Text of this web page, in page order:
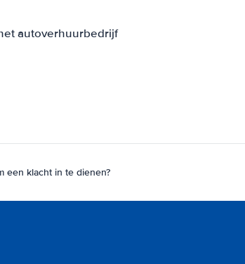
autoverhuurbedrijf
een klacht in te dienen?